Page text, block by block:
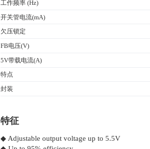
工作频率 (Hz)
开关管电流(mA)
欠压锁定
FB电压(V)
5V带载电流(A)
特点
封装
特征
◆ Adjustable output voltage up to 5.5V